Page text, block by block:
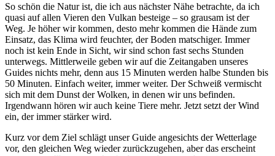
So schön die Natur ist, die ich aus nächster Nähe betrachte, da ich
quasi auf allen Vieren den Vulkan besteige – so grausam ist der
Weg. Je höher wir kommen, desto mehr kommen die Hände zum
Einsatz, das Klima wird feuchter, der Boden matschiger. Immer
noch ist kein Ende in Sicht, wir sind schon fast sechs Stunden
unterwegs. Mittlerweile geben wir auf die Zeitangaben unseres
Guides nichts mehr, denn aus 15 Minuten werden halbe Stunden bis
50 Minuten. Einfach weiter, immer weiter. Der Schweiß vermischt
sich mit dem Dunst der Wolken, in denen wir uns befinden.
Irgendwann hören wir auch keine Tiere mehr. Jetzt setzt der Wind
ein, der immer stärker wird.
Kurz vor dem Ziel schlägt unser Guide angesichts der Wetterlage
vor, den gleichen Weg wieder zurückzugehen, aber das erscheint